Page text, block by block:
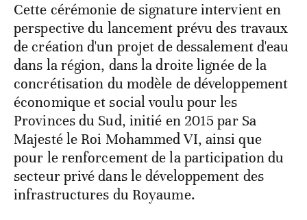
Cette cérémonie de signature intervient en
perspective du lancement prévu des travaux
de création d'un projet de dessalement d'eau
dans la région, dans la droite lignée de la
concrétisation du modèle de développement
économique et social voulu pour les
Provinces du Sud, initié en 2015 par Sa
Majesté le Roi Mohammed VI, ainsi que
pour le renforcement de la participation du
secteur privé dans le développement des
infrastructures du Royaume.